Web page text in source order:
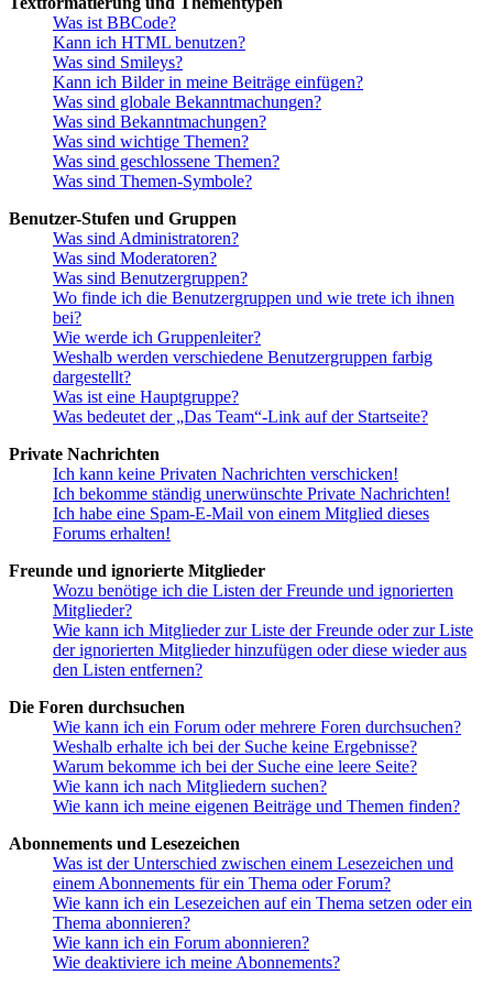
Was ist BBCode?
Kann ich HTML benutzen?
Was sind Smileys?
Kann ich Bilder in meine Beiträge einfügen?
Was sind globale Bekanntmachungen?
Was sind Bekanntmachungen?
Was sind wichtige Themen?
Was sind geschlossene Themen?
Was sind Themen-Symbole?
Benutzer-Stufen und Gruppen
Was sind Administratoren?
Was sind Moderatoren?
Was sind Benutzergruppen?
Wo finde ich die Benutzergruppen und wie trete ich ihnen
bei?
Wie werde ich Gruppenleiter?
Weshalb werden verschiedene Benutzergruppen farbig
dargestellt?
Was ist eine Hauptgruppe?
Was bedeutet der „Das Team“-Link auf der Startseite?
Private Nachrichten
Ich kann keine Privaten Nachrichten verschicken!
Ich bekomme ständig unerwünschte Private Nachrichten!
Ich habe eine Spam-E-Mail von einem Mitglied dieses
Forums erhalten!
Freunde und ignorierte Mitglieder
Wozu benötige ich die Listen der Freunde und ignorierten
Mitglieder?
Wie kann ich Mitglieder zur Liste der Freunde oder zur Liste
der ignorierten Mitglieder hinzufügen oder diese wieder aus
den Listen entfernen?
Die Foren durchsuchen
Wie kann ich ein Forum oder mehrere Foren durchsuchen?
Weshalb erhalte ich bei der Suche keine Ergebnisse?
Warum bekomme ich bei der Suche eine leere Seite?
Wie kann ich nach Mitgliedern suchen?
Wie kann ich meine eigenen Beiträge und Themen finden?
Abonnements und Lesezeichen
Was ist der Unterschied zwischen einem Lesezeichen und
einem Abonnements für ein Thema oder Forum?
Wie kann ich ein Lesezeichen auf ein Thema setzen oder ein
Thema abonnieren?
Wie kann ich ein Forum abonnieren?
Wie deaktiviere ich meine Abonnements?